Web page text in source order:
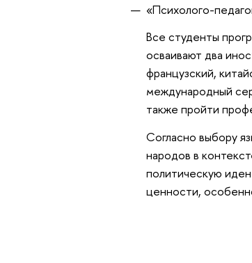
«Психолого-
Все студенты
осваивают два
французский,
международный
также пройти
Согласно выбору
народов в
политическую
ценности,